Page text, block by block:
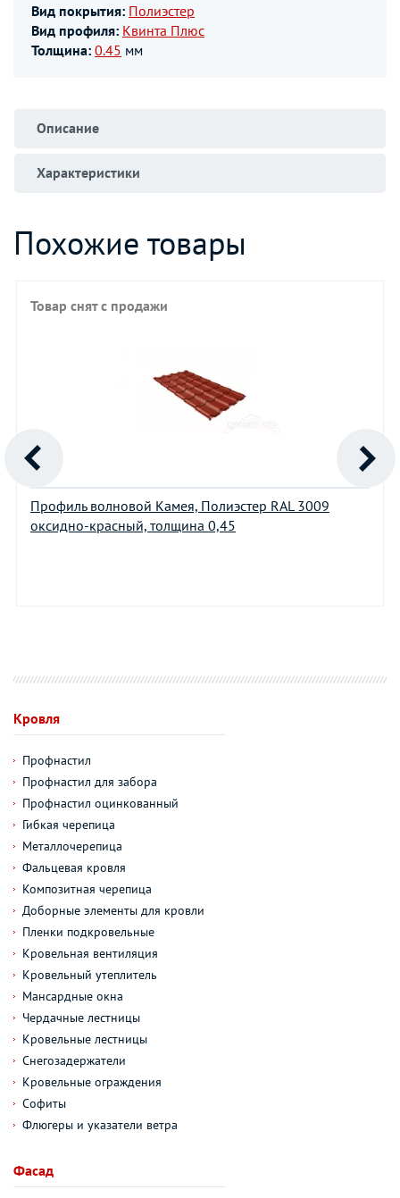
Вид покрытия: Полиэстер
Вид профиля: Квинта Плюс
Толщина: 0.45 мм
Описание
Характеристики
Похожие товары
Профиль волновой Камея, Полиэстер RAL 3009
оксидно-красный, толщина 0,45
Товар снят с продажи
Кровля
Профнастил
Профнастил для забора
Профнастил оцинкованный
Гибкая черепица
Металлочерепица
Фальцевая кровля
Композитная черепица
Доборные элементы для кровли
Пленки подкровельные
Кровельная вентиляция
Кровельный утеплитель
Мансардные окна
Чердачные лестницы
Кровельные лестницы
Снегозадержатели
Кровельные ограждения
Софиты
Флюгеры и указатели ветра
Фасад